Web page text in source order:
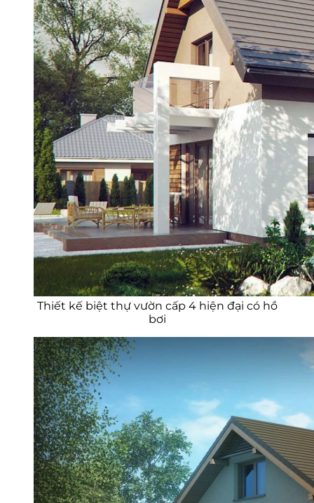
Thiết kế biệt thự vườn cấp 4 hiện đại có hồ
bơi